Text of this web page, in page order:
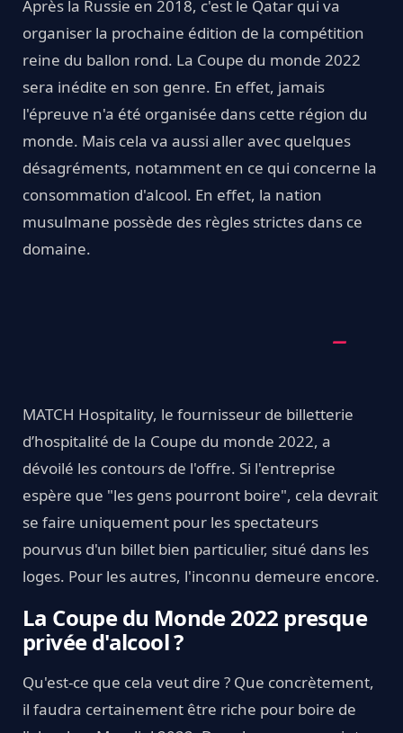
Après la Russie en 2018, c'est le Qatar qui va
organiser la prochaine édition de la compétition
reine du ballon rond. La Coupe du monde 2022
sera inédite en son genre. En effet, jamais
l'épreuve n'a été organisée dans cette région du
monde. Mais cela va aussi aller avec quelques
désagréments, notamment en ce qui concerne la
consommation d'alcool. En effet, la nation
musulmane possède des règles strictes dans ce
domaine.
MATCH Hospitality, le fournisseur de billetterie
d’hospitalité de la Coupe du monde 2022, a
dévoilé les contours de l'offre. Si l'entreprise
espère que "les gens pourront boire", cela devrait
se faire uniquement pour les spectateurs
pourvus d'un billet bien particulier, situé dans les
loges. Pour les autres, l'inconnu demeure encore.
La Coupe du Monde 2022 presque
privée d'alcool ?
Qu'est-ce que cela veut dire ? Que concrètement,
il faudra certainement être riche pour boire de